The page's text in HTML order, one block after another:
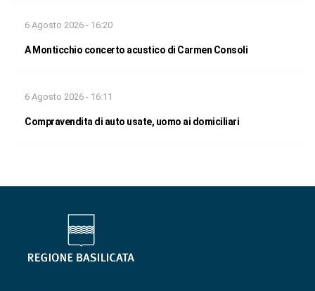
6 Agosto 2026 - 16:20
A Monticchio concerto acustico di Carmen Consoli
6 Agosto 2026 - 16:11
Compravendita di auto usate, uomo ai domiciliari